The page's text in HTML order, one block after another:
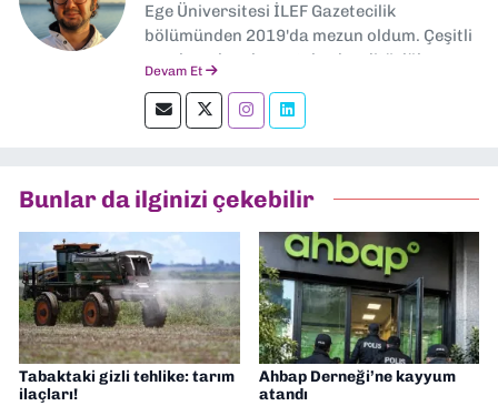
Ege Üniversitesi İLEF Gazetecilik
bölümünden 2019'da mezun oldum. Çeşitli
yerel ve ulusal gazetelerde editörlük,
okumayı severim.
Devam Et
Bunlar da ilginizi çekebilir
Tabaktaki gizli tehlike: tarım
ilaçları!
Ahbap Derneği’ne kayyum
atandı